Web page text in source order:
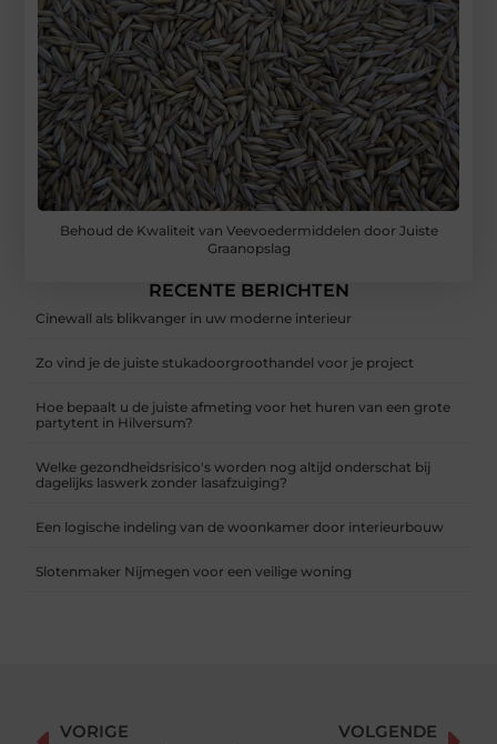
Behoud de Kwaliteit van Veevoedermiddelen door Juiste
Graanopslag
RECENTE BERICHTEN
Cinewall als blikvanger in uw moderne interieur
Zo vind je de juiste stukadoorgroothandel voor je project
Hoe bepaalt u de juiste afmeting voor het huren van een grote
partytent in Hilversum?
Welke gezondheidsrisico's worden nog altijd onderschat bij
dagelijks laswerk zonder lasafzuiging?
Een logische indeling van de woonkamer door interieurbouw
Slotenmaker Nijmegen voor een veilige woning
VORIGE VOLGENDE